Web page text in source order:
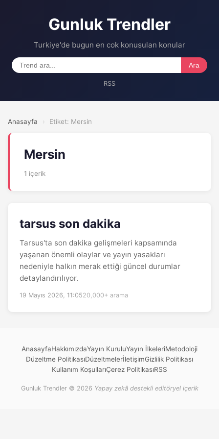
Gunluk Trendler
Turkiye'de bugun en cok konusulan konular
Ara
RSS
Anasayfa › Etiket: Mersin
Mersin
1 içerik
tarsus son dakika
Tarsus'ta son dakika gelişmeleri kapsamında
yaşanan önemli olaylar ve yayın yasakları
nedeniyle halkın merak ettiği güncel durumlar
detaylandırılıyor.
19 Mayıs 2026, 11:0520,000+ arama
AnasayfaHakkımızdaYayın KuruluYayın İlkeleriMetodoloji
Düzeltme PolitikasıDüzeltmelerİletişimGizlilik Politikası
Kullanım KoşullarıÇerez PolitikasıRSS
Gunluk Trendler © 2026 Yapay zekâ destekli editöryel içerik